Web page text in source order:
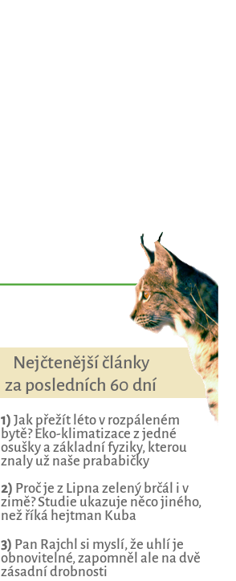
Nejčtenější články
za posledních 60 dní
1) Jak přežít léto v rozpáleném
bytě? Eko-klimatizace z jedné
osušky a základní fyziky, kterou
znaly už naše prababičky
2) Proč je z Lipna zelený brčál i v
zimě? Studie ukazuje něco jiného,
než říká hejtman Kuba
3) Pan Rajchl si myslí, že uhlí je
obnovitelné, zapomněl ale na dvě
zásadní drobnosti